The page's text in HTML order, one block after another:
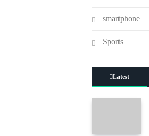
smartphone
Sports
Latest